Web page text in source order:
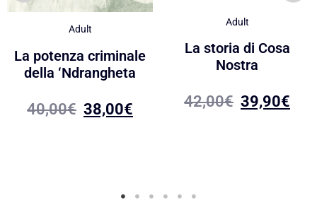
Adult
La potenza criminale
della ‘Ndrangheta
40,00€ 38,00€
Adult
La storia di Cosa
Nostra
42,00€ 39,90€